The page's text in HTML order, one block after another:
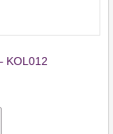
KOL012